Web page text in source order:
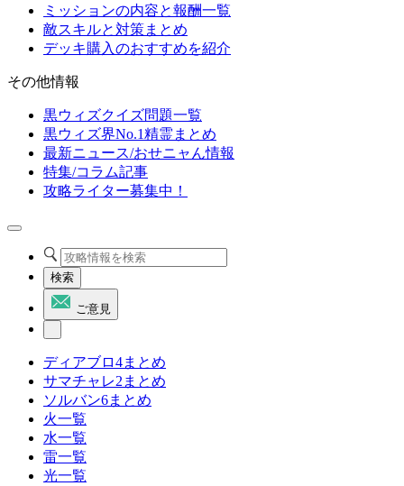
ミッションの内容と報酬一覧
敵スキルと対策まとめ
デッキ購入のおすすめを紹介
その他情報
黒ウィズクイズ問題一覧
黒ウィズ界No.1精霊まとめ
最新ニュース/おせニャん情報
特集/コラム記事
攻略ライター募集中！
検索
ご意見
ディアブロ4まとめ
サマチャレ2まとめ
ソルバン6まとめ
火一覧
水一覧
雷一覧
光一覧